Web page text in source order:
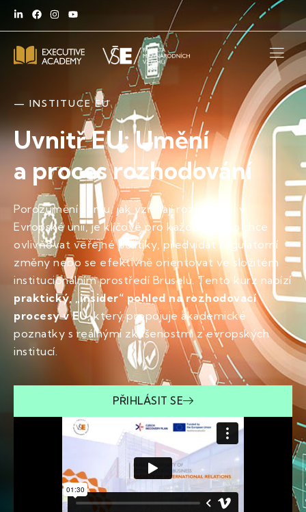
— INSTITUCE EU
Uvnitř EU: Umění
a proces rozhodování
Porozumění tomu, jak vznikají rozhodnutí v
Evropské unii, je klíčové pro každého, kdo chce
ovlivňovat veřejné politiky, předvídat regulatorní
změny nebo se efektivně orientovat ve složitém
institucionálním prostředí Bruselu. Tento kurz nabízí
praktický, „insider“ pohled na rozhodovací
procesy v EU, který propojuje akademické
poznatky s reálnými zkušenostmi z evropských
institucí.
PŘIHLÁSIT SE